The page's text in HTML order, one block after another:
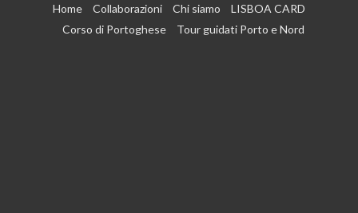
Home Collaborazioni Chi siamo
LISBOA CARD
Corso di Portoghese
Tour guidati Porto e Nord